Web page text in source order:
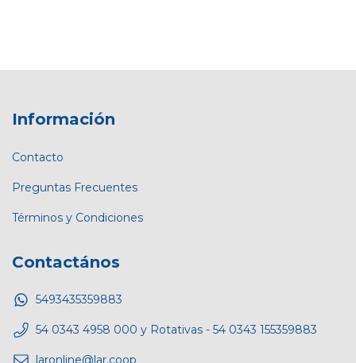
Información
Contacto
Preguntas Frecuentes
Términos y Condiciones
Contactános
5493435359883
54 0343 4958 000 y Rotativas - 54 0343 155359883
laronline@lar.coop